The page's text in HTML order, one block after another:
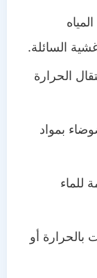
السائلة.
الحرارة
بمواد
للماء
بالحرارة أو